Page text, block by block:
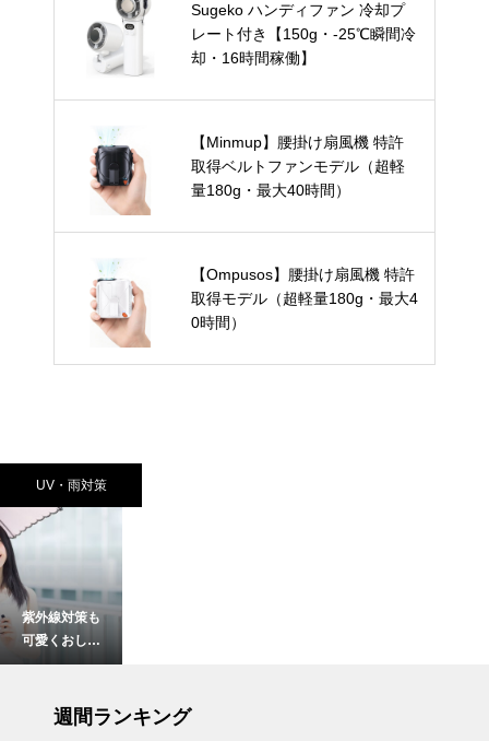
Sugeko ハンディファン 冷却プ
レート付き【150g・-25℃瞬間冷
却・16時間稼働】
【Minmup】腰掛け扇風機 特許
取得ベルトファンモデル（超軽
量180g・最大40時間）
【Ompusos】腰掛け扇風機 特許
取得モデル（超軽量180g・最大4
0時間）
UV・雨対策
紫外線対策も
可愛くおしゃ
れに！フェミ
すすめ4選｜
通勤やお出か
週間ランキング